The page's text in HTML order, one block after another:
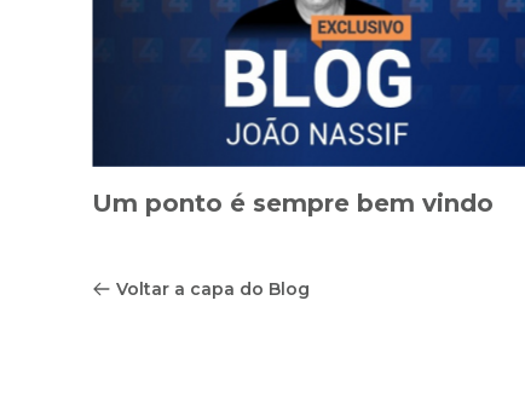
Um ponto é sempre bem vindo
Voltar a capa do Blog